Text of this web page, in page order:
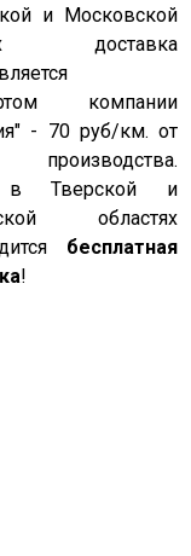
и Московской
доставка
компании
- 70 руб/км. от
производства.
в Тверской и
областях
бесплатная
!